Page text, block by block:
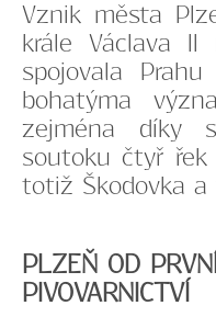
Vznik města
krále Václava
spojovala
bohatýma
zejména díky
soutoku čtyř
totiž Škodovka a
PLZEŇ OD
PIVOVARNICTVÍ